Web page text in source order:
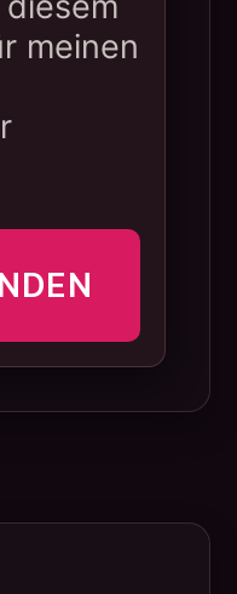
meinen